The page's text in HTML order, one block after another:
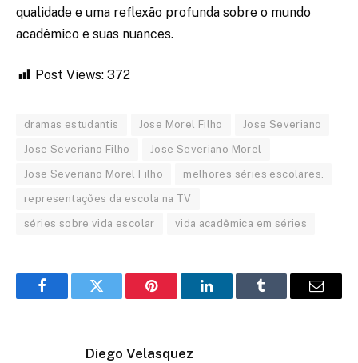
qualidade e uma reflexão profunda sobre o mundo
acadêmico e suas nuances.
Post Views: 372
dramas estudantis Jose Morel Filho Jose Severiano
Jose Severiano Filho Jose Severiano Morel
Jose Severiano Morel Filho melhores séries escolares.
representações da escola na TV
séries sobre vida escolar vida acadêmica em séries
FacebookTwitter Pinterest LinkedInTumblr Email
Diego Velasquez